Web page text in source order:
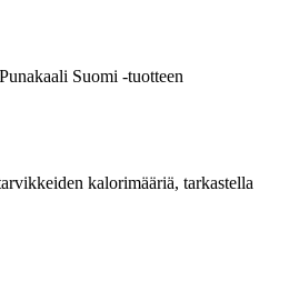
Suomi -tuotteen
kalorimääriä, tarkastella